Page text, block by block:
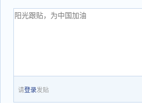
请登录发贴